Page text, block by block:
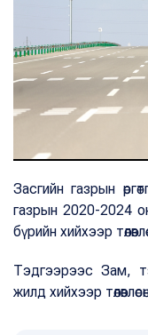
Засгийн газрын
газрын 2020-2024
бүрийн хийхээр
Тэдгээрээс Зам,
жилд хийхээр